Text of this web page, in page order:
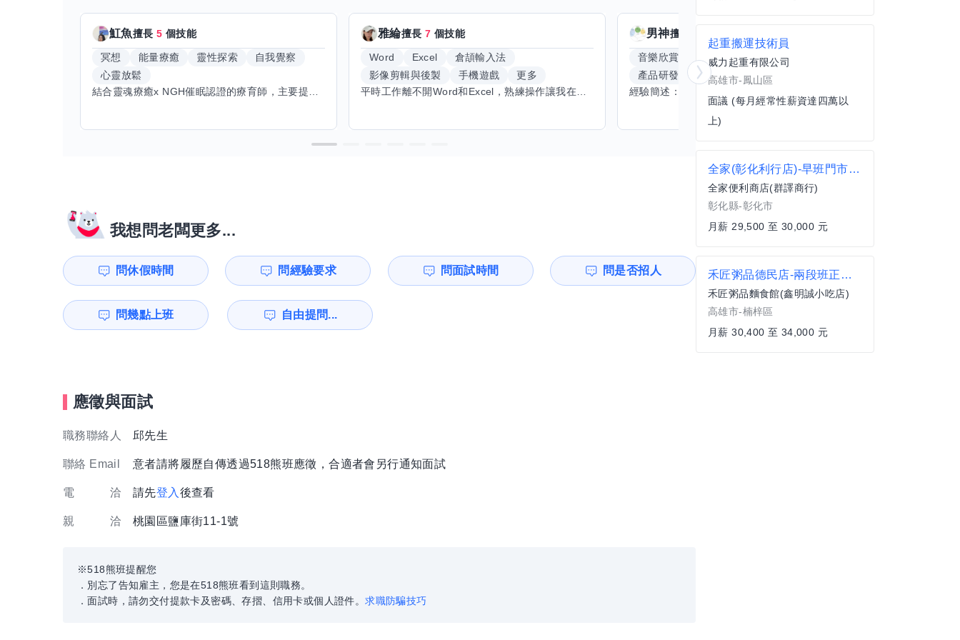
魟魚擅長5 個技能
冥想 能量療癒 靈性探索
自我覺察
心靈放鬆
結合靈魂療癒x NGH催眠認證的療育師，主要提供潛意識探索和靈魂導向的催眠療育。你會全程100%清醒跟我對話。
雅綸擅長7 個技能
Word Excel
倉頡輸入法
影像剪輯與後製
手機遊戲
更多
平時工作離不開Word和Excel，熟練操作讓我在文件整理和數據處理上都得心應手，還能用倉頡輸入法快速打字。近期想挑戰英文學習，希望能透過交換技能一起進步！如果你英文流利，需要中文或電腦技巧輔助，歡迎找我搭檔，咱們一起歡樂學習，互相激勵，成為彼此的學習小夥伴！
男神擅長
音樂欣賞 顧問服務
遊戲設計
產品研發
跨部門協作
更多
我想問老闆更多...
問休假時間 問經驗要求 問面試時間 問是否招人
問幾點上班 自由提問...
應徵與面試
職務聯絡人 邱先生
聯絡 Email 意者請將履歷自傳透過518熊班應徵，合適者會另行通知面試
電 洽 請先登入 後查看
親 洽 桃園區鹽庫街11-1號
※518熊班提醒您
．別忘了告知雇主，您是在518熊班看到這則職務。
．面試時，請勿交付提款卡及密碼、存摺、信用卡或個人證件。求職防騙技巧
起重搬運技術員
威力起重有限公司
高雄市-鳳山區
面議 (每月經常性薪資達四萬以
上)
全家(彰化利行店)-早班門市人員
全家便利商店(群譯商行)
彰化縣-彰化市
月薪 29,500 至 30,000 元
禾匠粥品德民店-兩段班正職人員
禾匠粥品麵食館(鑫明誠小吃店)
高雄市-楠梓區
月薪 30,400 至 34,000 元